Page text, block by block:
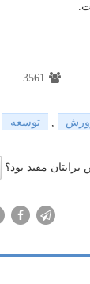
3561
, توسعه
مفید بود؟